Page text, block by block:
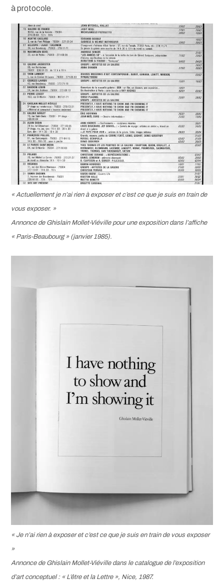
à protocole.
« Actuellement je n’ai rien à exposer et c’est ce que je suis en train de
vous exposer. »
Annonce de Ghislain Mollet-Viéville pour une exposition dans l’affiche
« Paris-Beaubourg » (janvier 1985).
« Je n’ai rien à exposer et c’est ce que je suis en train de vous exposer
»
Annonce de Ghislain Mollet-Viéville dans le catalogue de l’exposition
d’art conceptuel : « L’être et la Lettre », Nice, 1987.